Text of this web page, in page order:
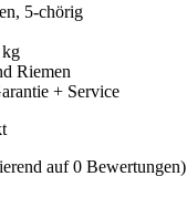
5-chörig
Riemen
+ Service
auf 0 Bewertungen)